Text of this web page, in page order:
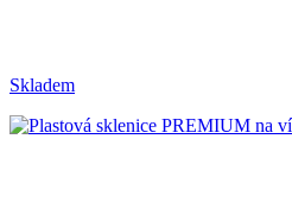
Skladem